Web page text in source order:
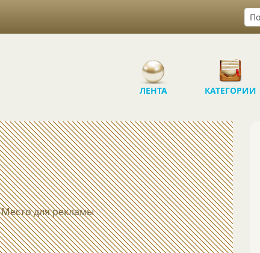
ЛЕНТА КАТЕГОРИИ
Место для рекламы